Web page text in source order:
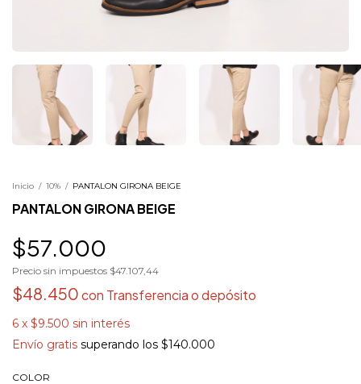
Inicio / 10% / PANTALON GIRONA BEIGE
PANTALON GIRONA BEIGE
$57.000
Precio sin impuestos $47.107,44
$48.450con Transferencia o depósito
6 x $9.500 sin interés
Envío gratis superando los $140.000
COLOR